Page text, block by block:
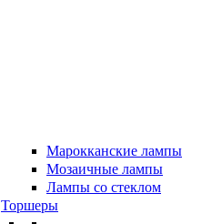
Марокканские лампы
Мозаичные лампы
Лампы со стеклом
Торшеры